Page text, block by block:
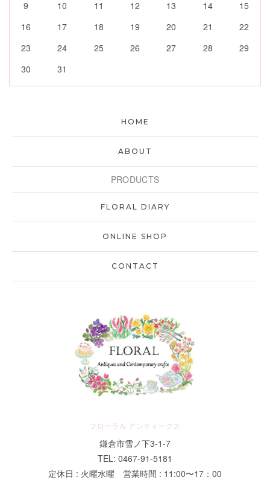
9
10 11 12 13 14
15
16
17 18 19 20 21
22
23
24 25 26 27 28
29
30
31
HOME
ABOUT
PRODUCTS
FLORAL DIARY
ONLINE SHOP
CONTACT
フローラル アンティークス
鎌倉市雪ノ下3-1-7
TEL: 0467-91-5181
定休日 : 火曜水曜 営業時間 : 11:00〜17：00